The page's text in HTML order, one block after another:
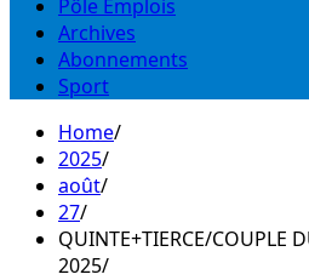
Pôle Emplois
Archives
Abonnements
Sport
Home
2025
août
27
QUINTE+TIERCE/COUPLE
2025